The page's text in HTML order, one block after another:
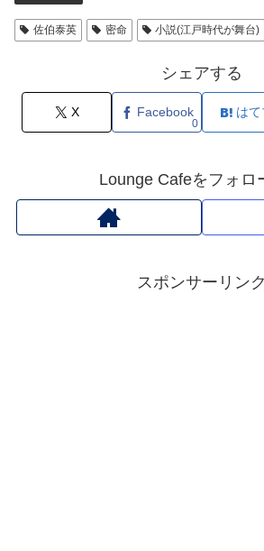
佐伯泰英 密命 小説(江戸時代が舞台)
シェアする
X Facebook
0
はて
Lounge Cafeをフォロ
スポンサーリンク